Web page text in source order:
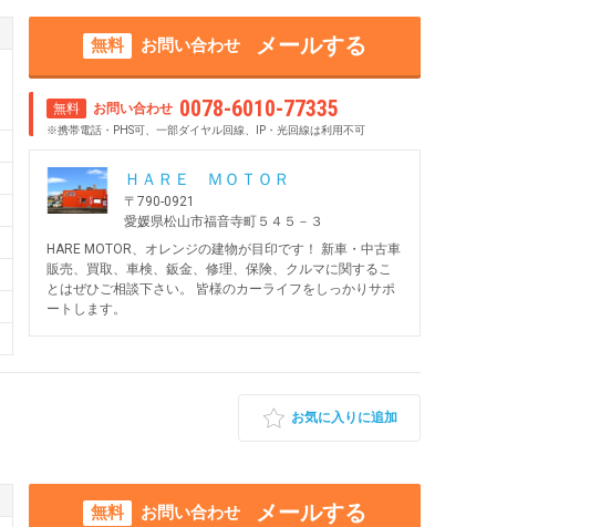
無料 お問い合わせ メールする
無料 お問い合わせ 0078-6010-77335
※携帯電話・PHS可、一部ダイヤル回線、IP・光回線は利用不可
ＨＡＲＥ ＭＯＴＯＲ
〒790-0921
愛媛県松山市福音寺町５４５－３
HARE MOTOR、オレンジの建物が目印です！ 新車・中古車
販売、買取、車検、鈑金、修理、保険、クルマに関するこ
とはぜひご相談下さい。 皆様のカーライフをしっかりサポ
ートします。
お気に入りに追加
無料 お問い合わせ メールする